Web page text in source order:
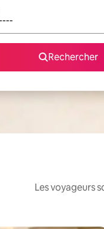
Rechercher
Les voyageurs